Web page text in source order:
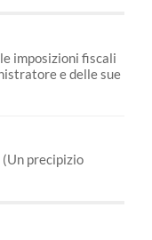
le imposizioni fiscali
e delle sue
(Un precipizio